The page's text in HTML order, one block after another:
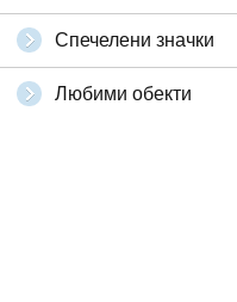
Спечелени значки
Любими обекти